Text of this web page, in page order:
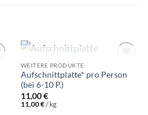
wishlist
NICHT VORRÄTIG
WEITERE PRODUKTE
Aufschnittplatte* pro Person
(bei 6-10 P.)
11,00€
11,00€/kg